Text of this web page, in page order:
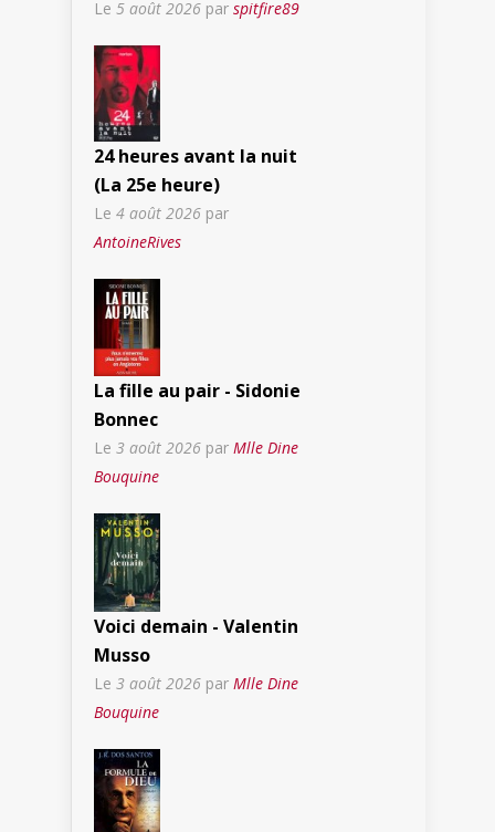
Le 5 août 2026 par spitfire89
24 heures avant la nuit
(La 25e heure)
Le 4 août 2026 par
AntoineRives
La fille au pair - Sidonie
Bonnec
Le 3 août 2026 par Mlle Dine
Bouquine
Voici demain - Valentin
Musso
Le 3 août 2026 par Mlle Dine
Bouquine